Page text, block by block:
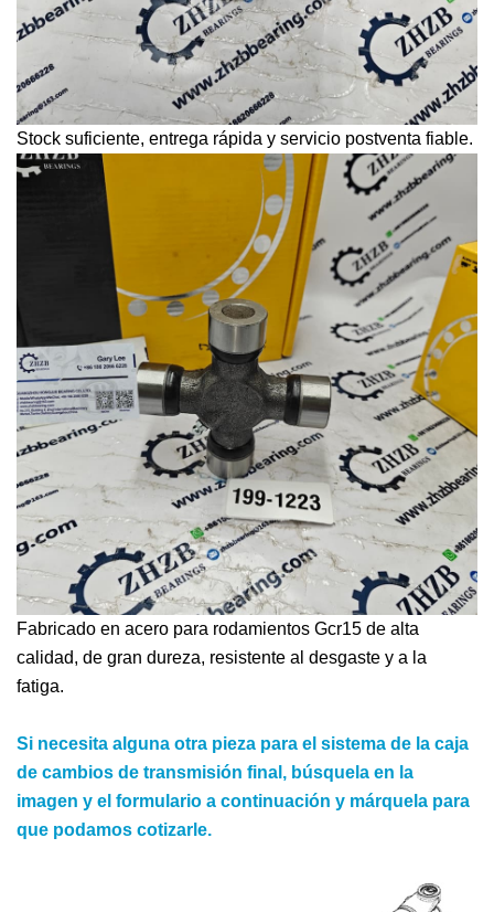
Stock suficiente, entrega rápida y servicio postventa fiable.
Fabricado en acero para rodamientos Gcr15 de alta
calidad, de gran dureza, resistente al desgaste y a la
fatiga.
Si necesita alguna otra pieza para el sistema de la caja
de cambios de transmisión final, búsquela en la
imagen y el formulario a continuación y márquela para
que podamos cotizarle.